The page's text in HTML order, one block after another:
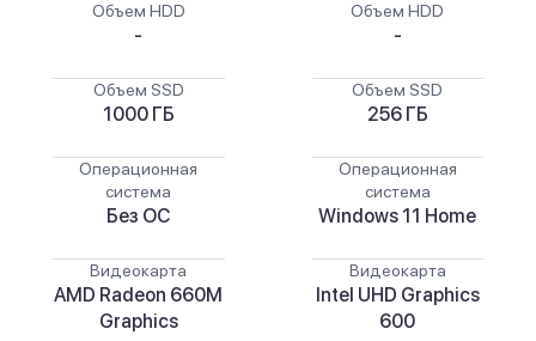
Объем HDD
-
Объем SSD
1000 ГБ
Операционная
система
Без ОС
Видеокарта
AMD Radeon 660M
Graphics
Объем HDD
-
Объем SSD
256 ГБ
Операционная
система
Windows 11 Home
Видеокарта
Intel UHD Graphics
600